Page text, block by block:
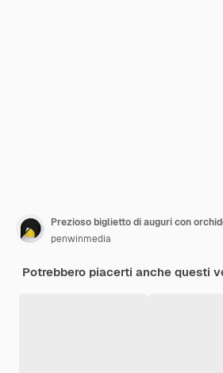
penwinmedia
Potrebbero piacerti anche questi